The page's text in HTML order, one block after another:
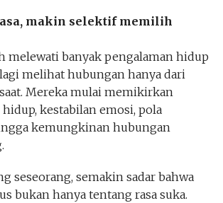
makin selektif memilih
melewati banyak pengalaman hidup
melihat hubungan hanya dari
Mereka mulai memikirkan
kestabilan emosi, pola
kemungkinan hubungan
seseorang, semakin sadar bahwa
bukan hanya tentang rasa suka.